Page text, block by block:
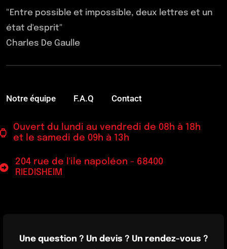
"Entre possible et impossible, deux lettres et un
état d'esprit"
Charles De Gaulle
Notre équipe F.A.Q Contact
Ouvert du lundi au vendredi de 08h à 18h
et le samedi de 09h à 13h
204 rue de l'ile napoléon - 68400
RIEDISHEIM
Une question ? Un devis ? Un rendez-vous ?